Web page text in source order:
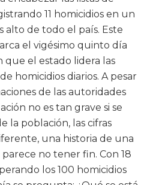
11 homicidios en un
alto de todo el país. Este
el vigésimo quinto día
que el estado lidera las
homicidios diarios. A pesar
de las autoridades
no es tan grave si se
la población, las cifras
una historia de una
no tener fin. Con 18
los 100 homicidios